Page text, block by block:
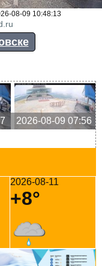
08-09 10:48:13
2026-08-09 07:56
2026-08-11
+8°